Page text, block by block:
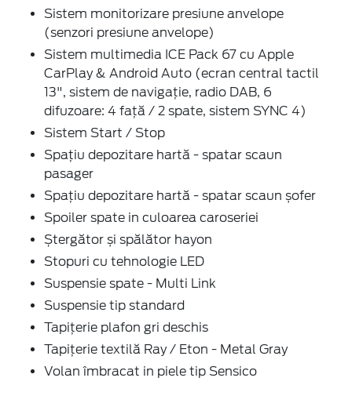
Sistem monitorizare presiune anvelope
(senzori presiune anvelope)
Sistem multimedia ICE Pack 67 cu Apple
CarPlay & Android Auto (ecran central tactil
13", sistem de navigație, radio DAB, 6
difuzoare: 4 față / 2 spate, sistem SYNC 4)
Sistem Start / Stop
Spațiu depozitare hartă - spatar scaun
pasager
Spațiu depozitare hartă - spatar scaun șofer
Spoiler spate in culoarea caroseriei
Ștergător și spălător hayon
Stopuri cu tehnologie LED
Suspensie spate - Multi Link
Suspensie tip standard
Tapițerie plafon gri deschis
Tapiţerie textilă Ray / Eton - Metal Gray
Volan îmbracat in piele tip Sensico